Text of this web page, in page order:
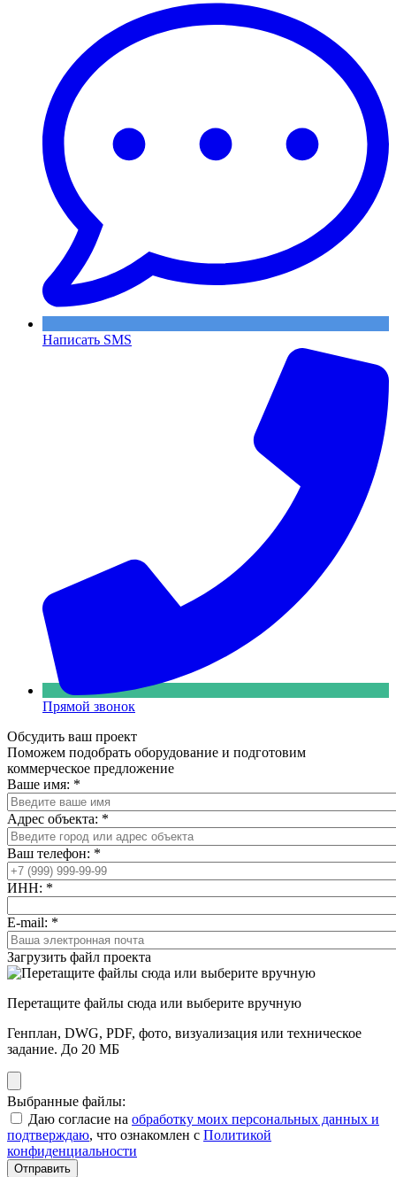
Написать SMS
Прямой звонок
Обсудить ваш проект
Поможем подобрать оборудование и подготовим
коммерческое предложение
Ваше имя: *
Адрес объекта: *
Ваш телефон: *
ИНН: *
E-mail: *
Загрузить файл проекта
Перетащите файлы сюда или выберите вручную
Генплан, DWG, PDF, фото, визуализация или техническое
задание. До 20 МБ
Выбранные файлы:
Даю согласие на обработку моих персональных данных и
подтверждаю, что ознакомлен с Политикой
конфиденциальности
Отправить